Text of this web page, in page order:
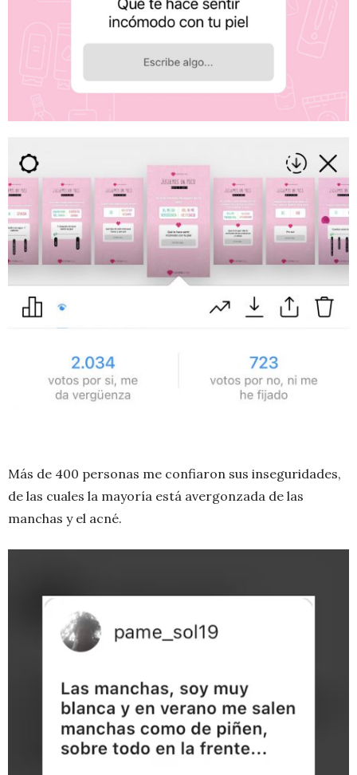
Más de 400 personas me confiaron sus inseguridades,
de las cuales la mayoría está avergonzada de las
manchas y el acné.